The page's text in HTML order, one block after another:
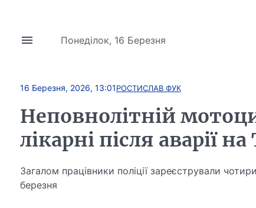
Понеділок, 16 Березня
16 Березня, 2026, 13:01РОСТИСЛАВ ФУК
Неповнолітній
лікарні після аварії
Загалом працівники поліції зареєстрували
березня